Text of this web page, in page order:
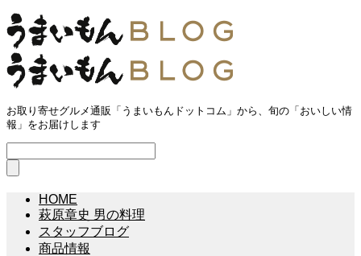
お取り寄せグルメ通販「うまいもんドットコム」から、旬の「おいしい情
報」をお届けします
HOME
萩原章史 男の料理
スタッフブログ
商品情報